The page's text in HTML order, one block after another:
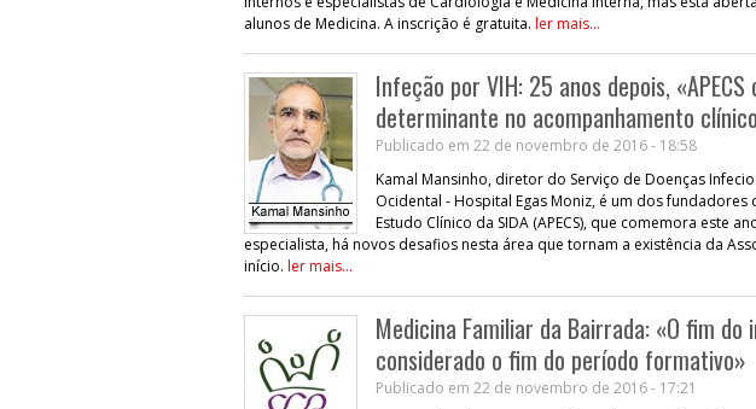
alunos de Medicina. A inscrição é gratuita. ler mais...
Infeção por VIH: 25 anos depois,
determinante no acompanhamento
Publicado em 22 de novembro de 2016 - 18:58
Kamal Mansinho, diretor do Serviço de Doenças
Ocidental - Hospital Egas Moniz, é um dos
Estudo Clínico da SIDA (APECS), que comemora este
especialista, há novos desafios nesta área que tornam a existência da
início. ler mais...
Medicina Familiar da Bairrada: «O fim
considerado o fim do período formativo»
Publicado em 22 de novembro de 2016 - 17:21